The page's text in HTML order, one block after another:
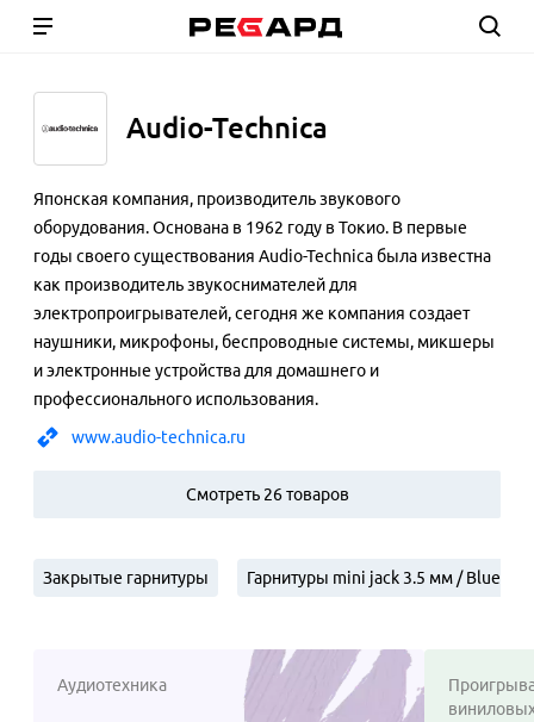
Audio-Technica
Японская компания, производитель звукового
оборудования. Основана в 1962 году в Токио. В первые
годы своего существования Audio-Technica была известна
как производитель звукоснимателей для
электропроигрывателей, сегодня же компания создает
наушники, микрофоны, беспроводные системы, микшеры
и электронные устройства для домашнего и
профессионального использования.
Смотреть 26 товаров
www.audio-technica.ru
Закрытые гарнитуры Гарнитуры mini jack 3.5 мм /
Аудиотехника